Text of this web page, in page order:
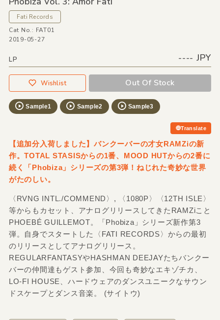
Fati Records
Cat No.: FAT01
2019-05-27
LP ---- JPY
Wishlist Out Of Stock
Sample1 Sample2 Sample3
Translate
【追加分入荷しました】バンクーバーの才女RAMZiの新
作。TOTAL STASISからの1番、MOOD HUTからの2番に
続く「Phobiza」シリーズの第3弾！ねじれた奇妙な世界
がたのしい。
〈RVNG INTL./COMMEND〉, 〈1080P〉〈12TH ISLE〉
等からもカセット、アナログリリースしてきたRAMZiこと
PHOEBÉ GUILLEMOT。「Phobiza」シリーズ新作第3
弾。自身でスタートした〈FATI RECORDS〉からの最初
のリリースとしてアナログリリース。
REGULARFANTASYやHASHMAN DEEJAYたちバンクー
バーの仲間達もゲスト参加、今回も奇妙なエキゾチカ、
LO-FI HOUSE、ハードウェアのダンスユニークなサウン
ドスケープとダンス音楽。 (サイトウ)